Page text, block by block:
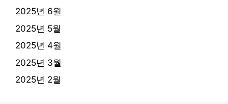
2025년 6월
2025년 5월
2025년 4월
2025년 3월
2025년 2월